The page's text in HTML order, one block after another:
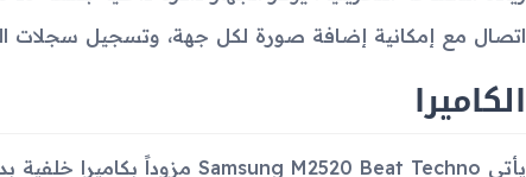
اتصال مع إمكانية إضافة صورة لكل جهة، وتسجيل سجلات
الكاميرا